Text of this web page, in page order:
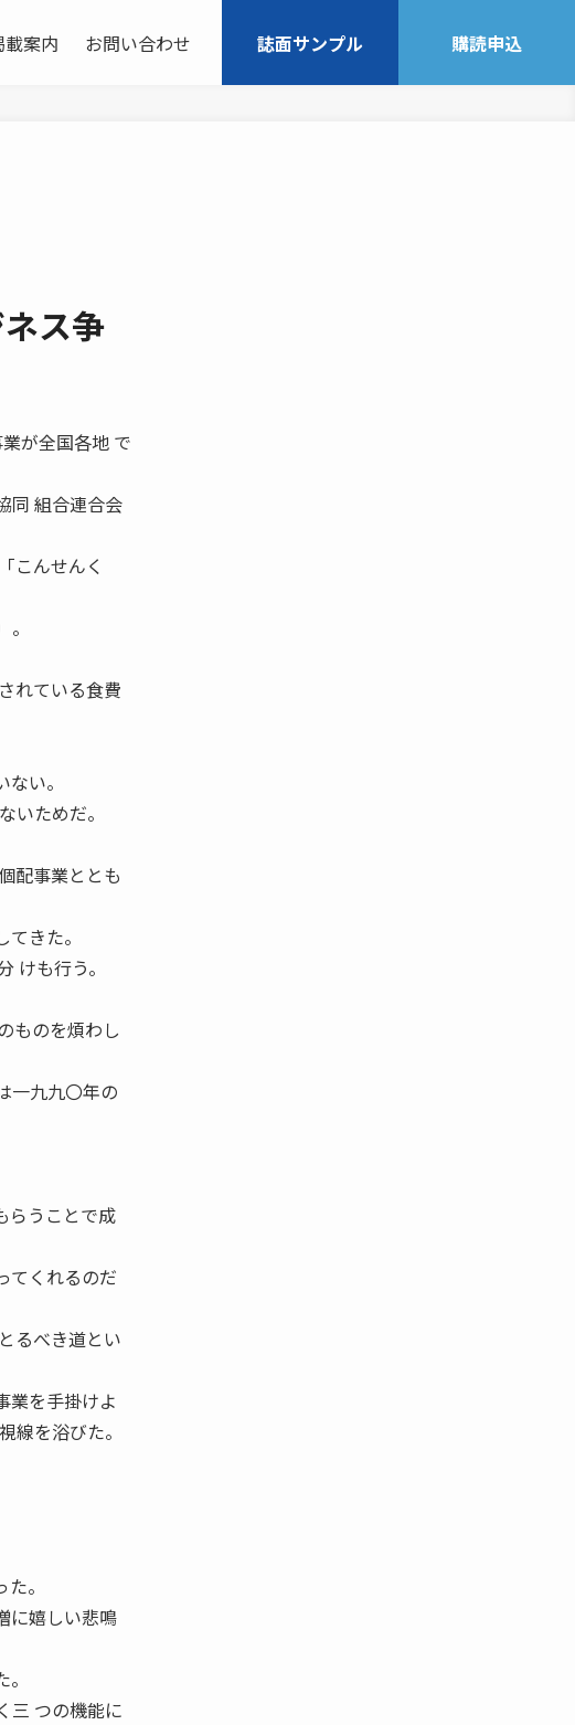
載案内 お問い合わせ 誌面サンプル 購読申込
ス争
が全国各地 で
同 組合連合会
こんせんく
れている食費
い。
いためだ。
配事業ととも
きた。
けも行う。
ものを煩わし
一九九〇年の
らうことで成
てくれるのだ
るべき道とい
業を手掛けよ
線を浴びた。
。
に嬉しい悲鳴
三 つの機能に